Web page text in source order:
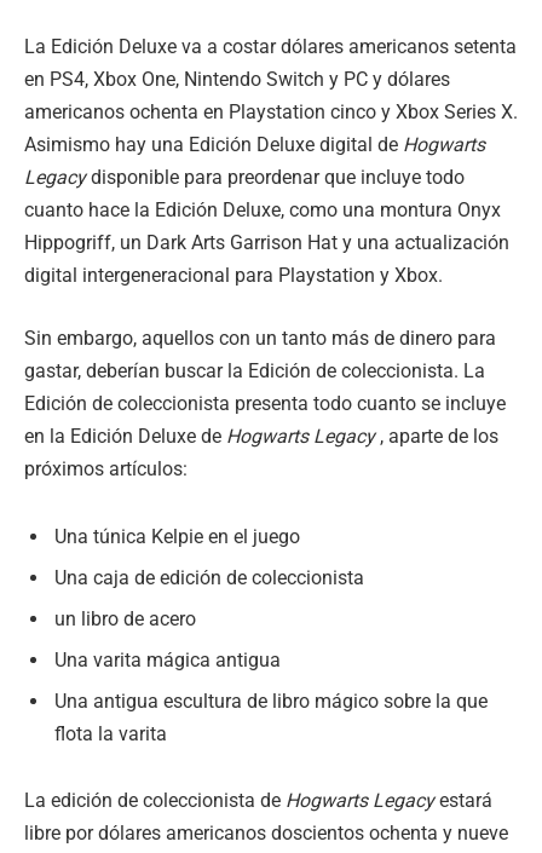
La Edición Deluxe va a costar dólares americanos setenta
en PS4, Xbox One, Nintendo Switch y PC y dólares
americanos ochenta en Playstation cinco y Xbox Series X.
Asimismo hay una Edición Deluxe digital de Hogwarts
Legacydisponible para preordenar que incluye todo
cuanto hace la Edición Deluxe, como una montura Onyx
Hippogriff, un Dark Arts Garrison Hat y una actualización
digital intergeneracional para Playstation y Xbox.
Sin embargo, aquellos con un tanto más de dinero para
gastar, deberían buscar la Edición de coleccionista. La
Edición de coleccionista presenta todo cuanto se incluye
en la Edición Deluxe de Hogwarts Legacy, aparte de los
próximos artículos:
Una túnica Kelpie en el juego
Una caja de edición de coleccionista
un libro de acero
Una varita mágica antigua
Una antigua escultura de libro mágico sobre la que
flota la varita
La edición de coleccionista de Hogwarts Legacyestará
libre por dólares americanos doscientos ochenta y nueve